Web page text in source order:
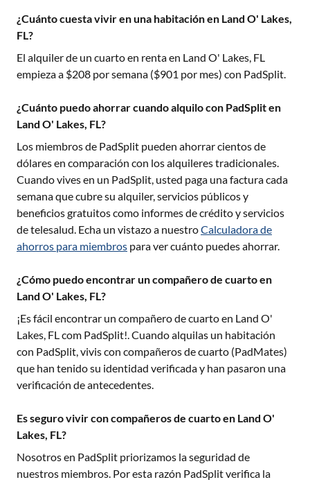
¿Cuánto cuesta vivir en una habitación en Land O' Lakes,
FL?
El alquiler de un cuarto en renta en Land O' Lakes, FL
empieza a $208 por semana ($901 por mes) con PadSplit.
¿Cuánto puedo ahorrar cuando alquilo con PadSplit en
Land O' Lakes, FL?
Los miembros de PadSplit pueden ahorrar cientos de
dólares en comparación con los alquileres tradicionales.
Cuando vives en un PadSplit, usted paga una factura cada
semana que cubre su alquiler, servicios públicos y
beneficios gratuitos como informes de crédito y servicios
de telesalud. Echa un vistazo a nuestroCalculadora de
ahorros para miembros para ver cuánto puedes ahorrar.
¿Cómo puedo encontrar un compañero de cuarto en
Land O' Lakes, FL?
¡Es fácil encontrar un compañero de cuarto en Land O'
Lakes, FLcom PadSplit!. Cuando alquilas un habitación
con PadSplit, vivis con compañeros de cuarto (PadMates)
que han tenido su identidad verificada y han pasaron una
verificación de antecedentes.
Es seguro vivir con compañeros de cuarto en Land O'
Lakes, FL?
Nosotros en PadSplit priorizamos la seguridad de
nuestros miembros. Por esta razón PadSplit verifica la